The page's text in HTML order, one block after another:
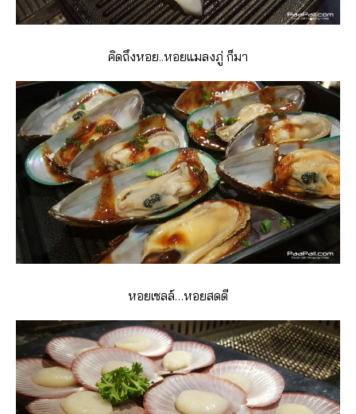
คิดถึงหอย..หอยแมลงภู่ ก็มา
หอยเชลล์…หอยสดดี